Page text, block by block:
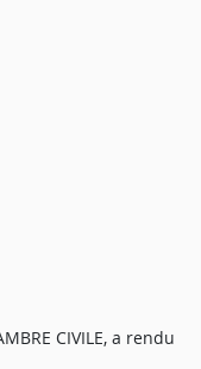
CIVILE, a rendu